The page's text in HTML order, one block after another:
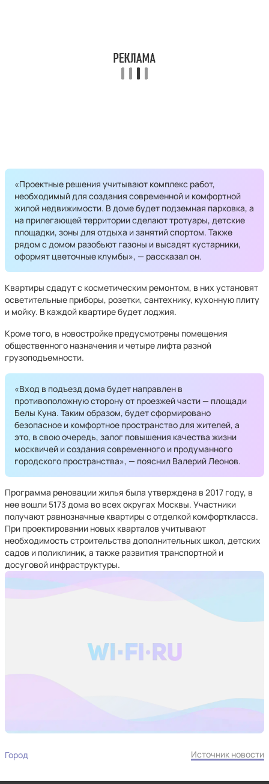
«Проектные решения учитывают комплекс работ,
необходимый для создания современной и комфортной
жилой недвижимости. В доме будет подземная парковка, а
на прилегающей территории сделают тротуары, детские
площадки, зоны для отдыха и занятий спортом. Также
рядом с домом разобьют газоны и высадят кустарники,
оформят цветочные клумбы», — рассказал он.
Квартиры сдадут с косметическим ремонтом, в них установят
осветительные приборы, розетки, сантехнику, кухонную плиту
и мойку. В каждой квартире будет лоджия.
Кроме того, в новостройке предусмотрены помещения
общественного назначения и четыре лифта разной
грузоподъемности.
«Вход в подъезд дома будет направлен в
противоположную сторону от проезжей части — площади
Белы Куна. Таким образом, будет сформировано
безопасное и комфортное пространство для жителей, а
это, в свою очередь, залог повышения качества жизни
москвичей и создания современного и продуманного
городского пространства», — пояснил Валерий Леонов.
Программа реновации жилья была утверждена в 2017 году, в
нее вошли 5173 дома во всех округах Москвы. Участники
получают равнозначные квартиры с отделкой комфорткласса.
При проектировании новых кварталов учитывают
необходимость строительства дополнительных школ, детских
садов и поликлиник, а также развития транспортной и
досуговой инфраструктуры.
Город Источник новости